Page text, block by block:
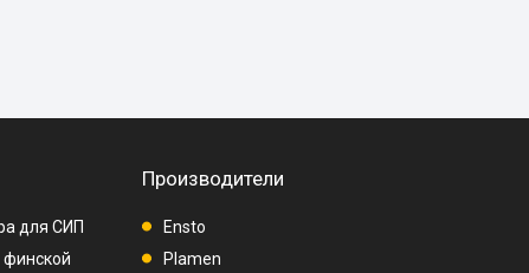
для СИП
финской
Производители
Ensto
Plamen